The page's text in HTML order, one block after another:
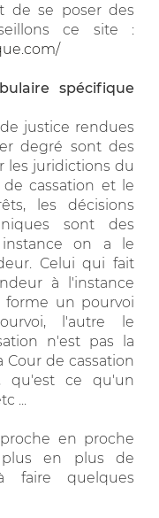
de se poser des
ce site :
spécifique
justice rendues
degré sont des
les juridictions du
cassation et le
les décisions
sont des
instance on a le
Celui qui fait
à l'instance
forme un pourvoi
l'autre le
n'est pas la
de cassation
qu'est ce qu'un
...
en proche
en plus de
faire quelques